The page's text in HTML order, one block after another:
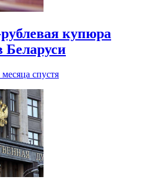
купюра
Беларуси
месяца спустя